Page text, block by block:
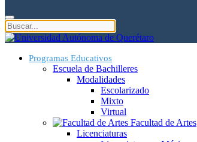
Programas Educativos
Escuela de Bachilleres
Modalidades
Escolarizado
Mixto
Virtual
Facultad de Artes
Licenciaturas